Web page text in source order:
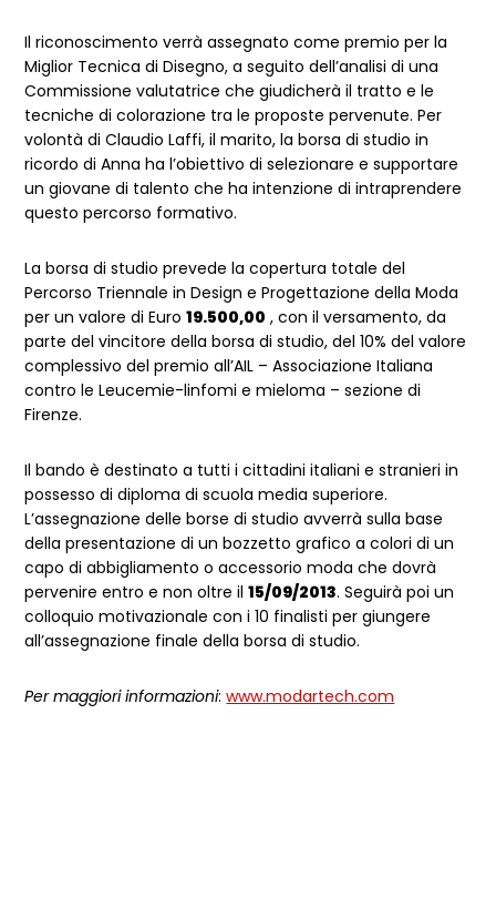
Il riconoscimento verrà assegnato come premio per la
Miglior Tecnica di Disegno, a seguito dell’analisi di una
Commissione valutatrice che giudicherà il tratto e le
tecniche di colorazione tra le proposte pervenute. Per
volontà di Claudio Laffi, il marito, la borsa di studio in
ricordo di Anna ha l’obiettivo di selezionare e supportare
un giovane di talento che ha intenzione di intraprendere
questo percorso formativo.
La borsa di studio prevede la copertura totale del
Percorso Triennale in Design e Progettazione della Moda
per un valore di Euro19.500,00 , con il versamento, da
parte del vincitore della borsa di studio, del 10% del valore
complessivo del premio all’AIL – Associazione Italiana
contro le Leucemie-linfomi e mieloma – sezione di
Firenze.
Il bando è destinato a tutti i cittadini italiani e stranieri in
possesso di diploma di scuola media superiore.
L’assegnazione delle borse di studio avverrà sulla base
della presentazione di un bozzetto grafico a colori di un
capo di abbigliamento o accessorio moda che dovrà
pervenire entro e non oltre il15/09/2013. Seguirà poi un
colloquio motivazionale con i 10 finalisti per giungere
all’assegnazione finale della borsa di studio.
Per maggiori informazioni:www.modartech.com